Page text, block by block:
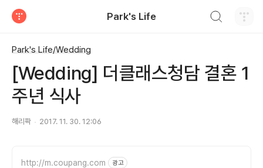
Park's Life
Park's Life/Wedding
[Wedding] 더클래스청담 결혼 1
주년 식사
해리팍 2017. 11. 30. 12:06
http://m.coupang.com 광고